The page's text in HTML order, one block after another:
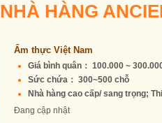
NHÀ HÀNG
Ẩm thực Việt Nam
Giá bình quân： 100.000 ~
Sức chứa： 300~500 chỗ
Nhà hàng cao cấp/ sang trọng;
Đang cập nhật